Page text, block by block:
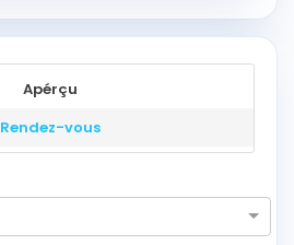
Apérçu
Rendez-vous